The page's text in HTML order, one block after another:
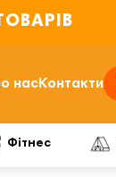
насКонтакти
Фітнес